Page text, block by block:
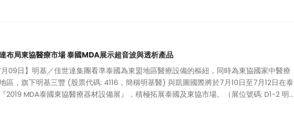
布局東協醫療市場 泰國MDA展示超音波與透析產品
月09日】明基／佳世達集團看準泰國為東盟地區醫療設備的樞紐，同時為東協國家中醫療
區，旗下明基三豐 (股票代碼: 4116，簡稱明基醫) 與凱圖國際將於7月10日至7月12日在泰
2019 MDA泰國東協醫療器材設備展』，積極拓展泰國及東協市場。（展位號碼: D1-2 明